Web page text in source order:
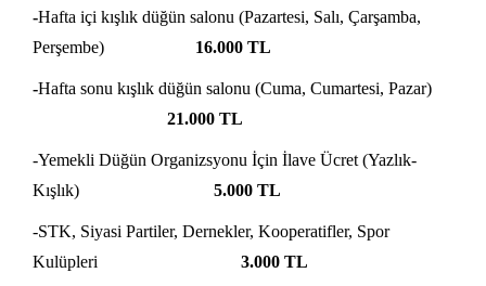
-Hafta içi kışlık düğün salonu (Pazartesi, Salı, Çarşamba,
Perşembe) 16.000 TL
-Hafta sonu kışlık düğün salonu (Cuma, Cumartesi, Pazar)
21.000 TL
-Yemekli Düğün Organizsyonu İçin İlave Ücret (Yazlık-
Kışlık) 5.000 TL
-STK, Siyasi Partiler, Dernekler, Kooperatifler, Spor
Kulüpleri 3.000 TL